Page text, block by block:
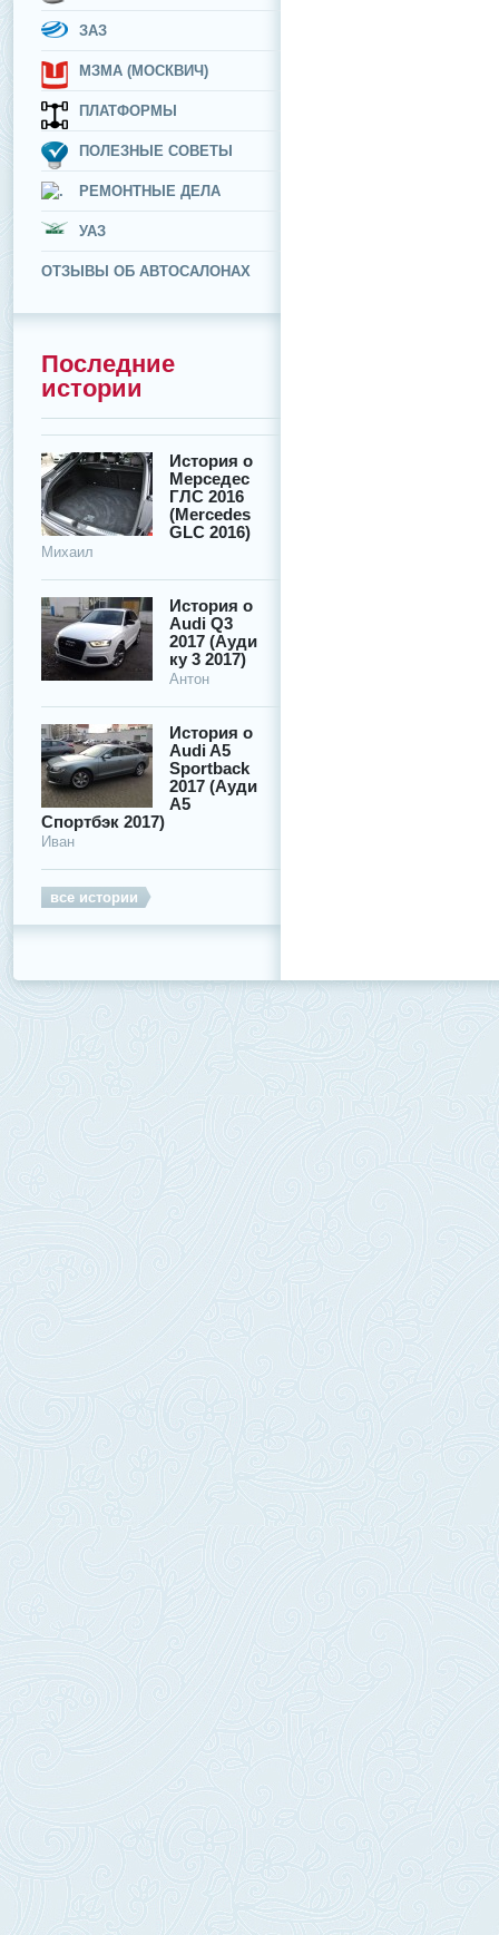
ЗАЗ
МЗМА (МОСКВИЧ)
ПЛАТФОРМЫ
ПОЛЕЗНЫЕ СОВЕТЫ
РЕМОНТНЫЕ ДЕЛА
УАЗ
ОТЗЫВЫ ОБ АВТОСАЛОНАХ
Последние
истории
История о
Мерседес
ГЛС 2016
(Mercedes
GLC 2016)
Михаил
История о
Audi Q3
2017 (Ауди
ку 3 2017)
Антон
История о
Audi A5
Sportback
2017 (Ауди
А5
Спортбэк 2017)
Иван
все истории